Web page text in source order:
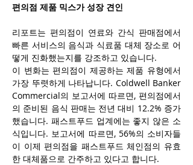
편의점 제품 믹스가 성장 견인
리포트는 편의점이 연료와 간식 판매점에서
빠른 서비스의 음식과 식료품 대체 장소로 어
떻게 진화했는지를 강조하고 있습니다.
이 변화는 편의점이 제공하는 제품 유형에서
가장 뚜렷하게 나타납니다. Coldwell Banker
Commercial의 보고서에 따르면, 편의점에서
의 준비된 음식 판매는 전년 대비 12.2% 증가
했습니다. 패스트푸드 업계에는 좋지 않은 소
식입니다. 보고서에 따르면, 56%의 소비자들
이 이제 편의점을 패스트푸드 체인점의 유효
한 대체품으로 간주하고 있다고 합니다.